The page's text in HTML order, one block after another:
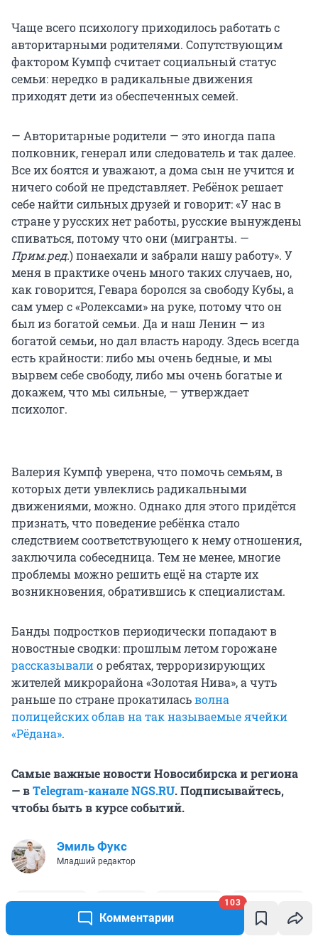
Комментарии
103
Чаще всего психологу приходилось работать с
авторитарными родителями. Сопутствующим
фактором Кумпф считает социальный статус
семьи: нередко в радикальные движения
приходят дети из обеспеченных семей.
— Авторитарные родители — это иногда папа
полковник, генерал или следователь и так далее.
Все их боятся и уважают, а дома сын не учится и
ничего собой не представляет. Ребёнок решает
себе найти сильных друзей и говорит: «У нас в
стране у русских нет работы, русские вынуждены
спиваться, потому что они (мигранты. —
Прим.ред.) понаехали и забрали нашу работу». У
меня в практике очень много таких случаев, но,
как говорится, Гевара боролся за свободу Кубы, а
сам умер с «Ролексами» на руке, потому что он
был из богатой семьи. Да и наш Ленин — из
богатой семьи, но дал власть народу. Здесь всегда
есть крайности: либо мы очень бедные, и мы
вырвем себе свободу, либо мы очень богатые и
докажем, что мы сильные, — утверждает
психолог.
Валерия Кумпф уверена, что помочь семьям, в
которых дети увлеклись радикальными
движениями, можно. Однако для этого придётся
признать, что поведение ребёнка стало
следствием соответствующего к нему отношения,
заключила собеседница. Тем не менее, многие
проблемы можно решить ещё на старте их
возникновения, обратившись к специалистам.
Банды подростков периодически попадают в
новостные сводки: прошлым летом горожане
рассказывалио ребятах, терроризирующих
жителей микрорайона «Золотая Нива», а чуть
раньше по стране прокатиласьволна
полицейских облав на так называемые ячейки
«Рёдана».
Самые важные новости Новосибирска и региона
— вТelegram-канале NGS.RU. Подписывайтесь,
чтобы быть в курсе событий.
Эмиль Фукс
Младший редактор
Новосибирск Скинхед Субкультура Националист